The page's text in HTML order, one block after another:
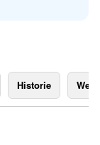
Historie